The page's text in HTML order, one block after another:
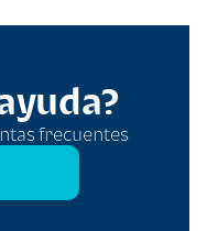
frecuentes